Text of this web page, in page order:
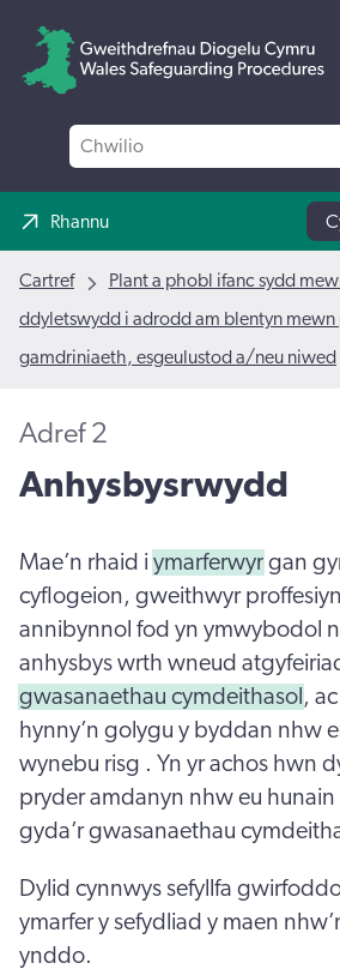
Rhannu
Cartref Plant a phobl ifanc sydd
ddyletswydd i adrodd am blentyn mewn
gamdriniaeth, esgeulustod a/neu niwed
Anhysbysrwydd
Adref 2
Mae’n rhaid i ymarferwyr gan
cyflogeion, gweithwyr
annibynnol fod yn ymwybodol
anhysbys wrth wneud
gwasanaethau cymdeithasol ,
hynny’n golygu y byddan nhw
wynebu risg . Yn yr achos hwn
pryder amdanyn nhw eu hunain
gyda’r gwasanaethau
Dylid cynnwys sefyllfa
ymarfer y sefydliad y maen
ynddo.